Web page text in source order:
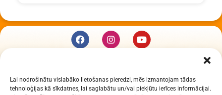
Lai nodrošinātu vislabāko lietošanas pieredzi, mēs izmantojam tādas
tehnoloģijas kā sīkdatnes, lai saglabātu un/vai piekļūtu ierīces informācijai.
Daugavpils Zinātņu vidusskola